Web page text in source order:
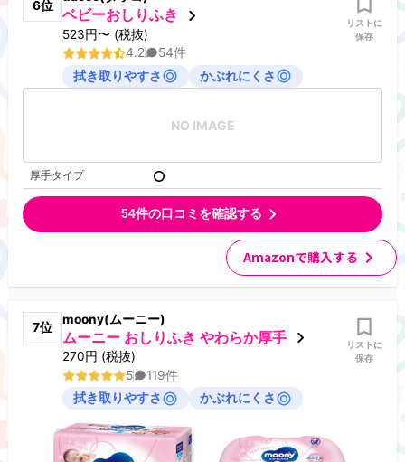
6位
ベビーおしりふき
523円〜 (税抜)
リストに
保存
4.2 54件
拭き取りやすさ
かぶれにくさ
NO IMAGE
厚手タイプ
54件の口コミを確認する
Amazonで購入する
7位
moony(ムーニー)
ムーニー おしりふき やわらか厚手
270円 (税抜)
リストに
保存
5 119件
拭き取りやすさ
かぶれにくさ